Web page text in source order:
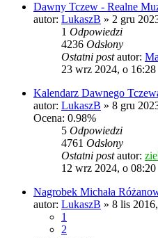
Dawny Tczew - Realne
autor: LukaszB » 2 gru
1 Odpowiedzi
4236 Odsłony
Ostatni postautor:
23 wrz 2024, o 16:28
Kalendarz Dawnego
autor: LukaszB » 8 gru
Ocena: 0.98%
5 Odpowiedzi
4761 Odsłony
Ostatni postautor:
12 wrz 2024, o 08:20
Nagrobek Michała
autor: LukaszB » 8 lis
1
2